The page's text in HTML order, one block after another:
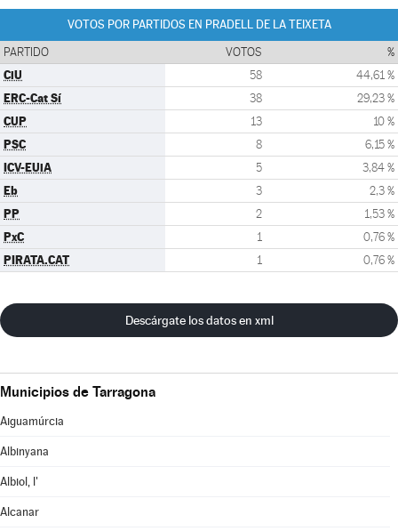
VOTOS POR PARTIDOS EN PRADELL DE LA TEIXETA
PARTIDO VOTOS %
CiU 58 44,61 %
ERC-Cat Sí 38 29,23 %
CUP 13 10 %
PSC 8 6,15 %
ICV-EUiA 5 3,84 %
Eb 3 2,3 %
PP 2 1,53 %
PxC 1 0,76 %
PIRATA.CAT 1 0,76 %
Descárgate los datos en xml
Municipios de Tarragona
Aiguamúrcia
Albinyana
Albiol, l'
Alcanar